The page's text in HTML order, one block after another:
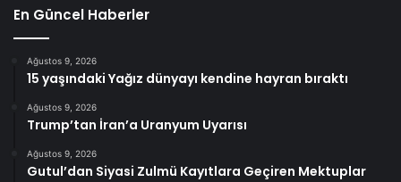
En Güncel Haberler
Ağustos 9, 2026
15 yaşındaki Yağız dünyayı kendine hayran bıraktı
Ağustos 9, 2026
Trump’tan İran’a Uranyum Uyarısı
Ağustos 9, 2026
Gutul’dan Siyasi Zulmü Kayıtlara Geçiren Mektuplar